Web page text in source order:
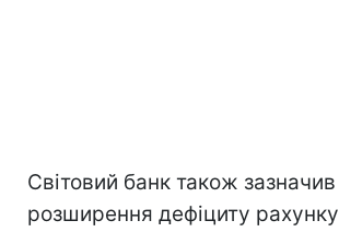
Світовий банк також зазначив
розширення дефіциту рахунку